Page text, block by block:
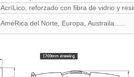
AcríLico, reforzado con fibra de vidrio y
AméRica del Norte, Europa, Austraila......